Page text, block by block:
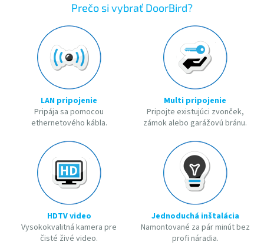
Prečo si vybrať DoorBird?
LAN pripojenie
Pripája sa pomocou
ethernetového kábla.
Multi pripojenie
Pripojte existujúci zvonček,
zámok alebo garážovú bránu.
HDTV video
Vysokokvalitná kamera pre
čisté živé video.
Jednoduchá inštalácia
Namontované za pár minút bez
profi náradia.